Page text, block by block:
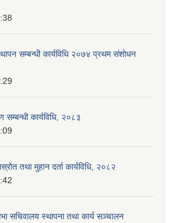
सम्बन्धी कार्यविधि २०७४ प्रथम संशोधन
सम्बन्धी कार्यविधि, २०८३
तथा मुहान दर्ता कार्यविधि, २०८२
सचिवालय स्थापना तथा कार्य सञ्चालन